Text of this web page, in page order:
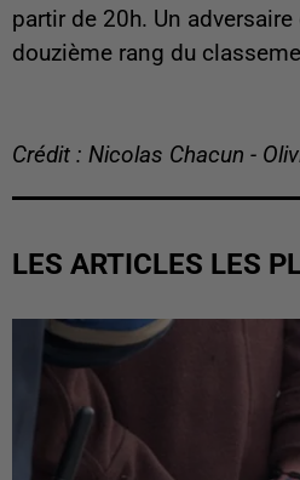
partir de 20h. Un
douzième rang du
Crédit : Nicolas Chacun -
LES ARTICLES LES